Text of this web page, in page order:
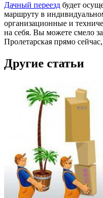
Дачный переезд будет
маршруту в
организационные и
на себя. Вы можете смело
Пролетарская прямо
Другие статьи